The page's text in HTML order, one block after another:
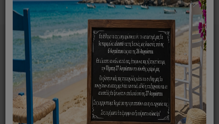
Ανταλλακτικά ηλεκτρικών συσκευών MENU
Home
Συσκευές Μαγειρικής
∆ίσκος Ψησίµατος Ζαχαροπλαστικής Electrolux